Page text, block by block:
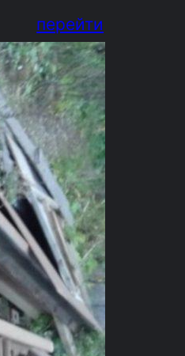
перейти